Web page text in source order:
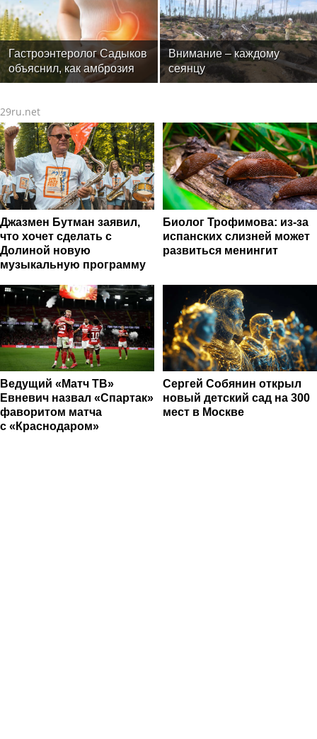
программы подготовки
фитнес-тренеров и
специалистов индустрии
здоровья
начать говорить спокойно
Гастроэнтеролог Садыков
объяснил, как амброзия
может влиять на ЖКТ
Внимание – каждому
сеянцу
29ru.net
Джазмен Бутман заявил,
что хочет сделать с
Долиной новую
музыкальную программу
Биолог Трофимова: из-за
испанских слизней может
развиться менингит
Ведущий «Матч ТВ»
Евневич назвал «Спартак»
фаворитом матча
с «Краснодаром»
Сергей Собянин открыл
новый детский сад на 300
мест в Москве